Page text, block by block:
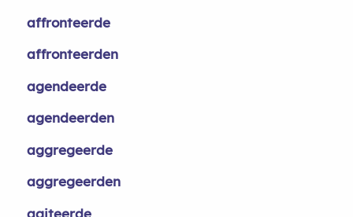
affronteerde
affronteerden
agendeerde
agendeerden
aggregeerde
aggregeerden
agiteerde